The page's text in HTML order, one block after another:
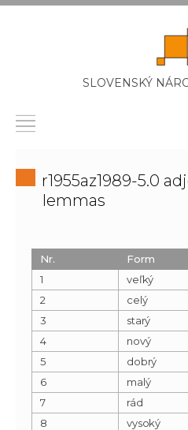
SLOVENSKÝ
r1955az1989-5.0
lemmas
Nr. Form
1
veľký
2
celý
3
starý
4
nový
5
dobrý
6
malý
7
rád
8
vysoký